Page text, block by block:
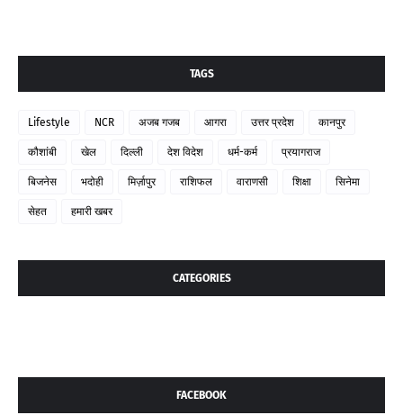
TAGS
Lifestyle NCR अजब गजब आगरा उत्तर प्रदेश कानपुर
कौशांबी खेल दिल्ली देश विदेश धर्म-कर्म प्रयागराज
बिजनेस भदोही मिर्ज़ापुर राशिफल वाराणसी शिक्षा सिनेमा
सेहत हमारी खबर
CATEGORIES
FACEBOOK